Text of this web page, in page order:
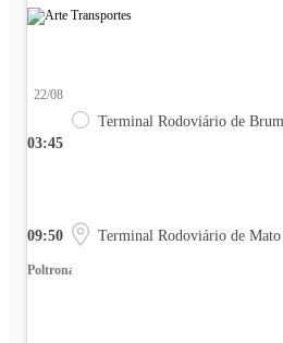
03:45
22/08
Terminal Rodoviário de
09:50 Terminal Rodoviário de Mato
Poltrona